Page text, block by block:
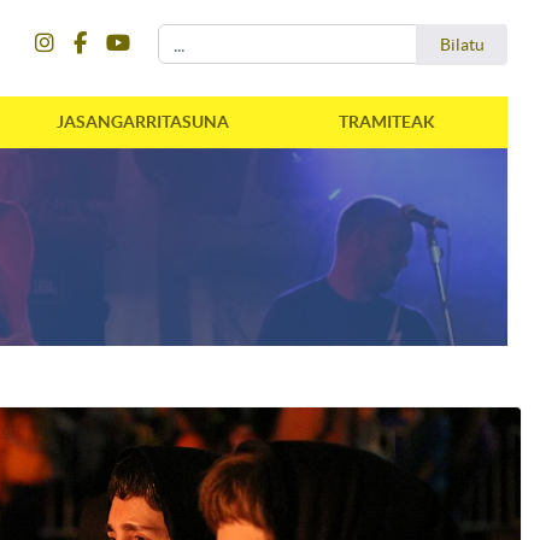
Bilatu
JASANGARRITASUNA TRAMITEAK